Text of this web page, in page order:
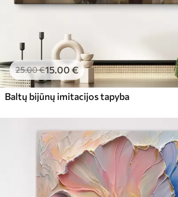
25.00€15.00 €
Baltų bijūnų imitacijos tapyba